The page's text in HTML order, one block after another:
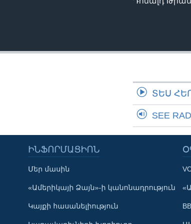
Learning English
ՀԵՏԵՒԵՔ ՄԵԶ
ՏԵՍ
SEE
ԻՆՖՈՐՄԱՑԻՈՆ
Մեր մասին
«Ամերիկայի Ձայն»-ի կանոնադրություն
Կայքի հասանելիություն